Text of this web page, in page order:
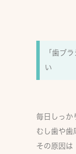
「歯ブ
い
毎日しっか
むし歯や
その原因は